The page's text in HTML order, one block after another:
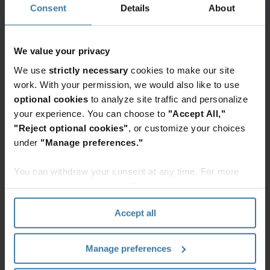
Consent Details About
We value your privacy
We use strictly necessary cookies to make our site
work. With your permission, we would also like to use
optional cookies to analyze site traffic and personalize
your experience. You can choose to "Accept All,"
"Reject optional cookies" , or customize your choices
under "Manage preferences."
You can withdraw your consent at any time. For more
section" of ourPrivacy Policy.
Accept all
Manage preferences
carbono han aumentado considerablemente en la
agenda en las últimas décadas, y las
simplemente publicando declaraciones de misión
brillantes. Se necesita un enfoque proactivo, y las
organizaciones pueden esperar pagar un alto
precio cuando falta.
Eficiencia operativa:el desarrollo de la
resiliencia organizacional requiere centralizar la
función en un nivel superior mientras se
distribuye la responsabilidad de monitorear e
informar en toda la organización, pero muchos
están rezagados en esta área.
Entonces, ¿cómo se puede generar